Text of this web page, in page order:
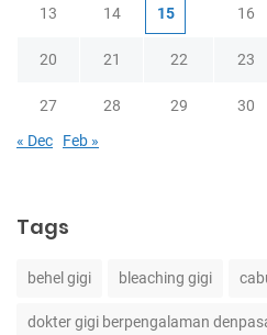
13 14 15 16
20 21 22 23
27 28 29 30
« Dec
Feb »
Tags
behel gigi bleaching gigi
dokter gigi berpengalaman